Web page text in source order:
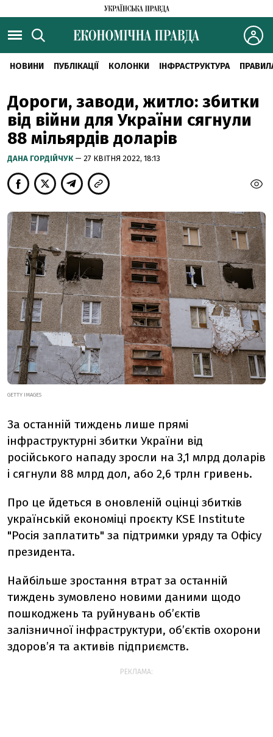
НОВИНИ ПУБЛІКАЦІЇ КОЛОНКИ ІНФРАСТРУКТУРА
Дороги, заводи, житло: збитки
від війни для України сягнули
88 мільярдів доларів
ДАНА ГОРДІЙЧУК — 27 КВІТНЯ 2022, 18:13
GETTY IMAGES
За останній тиждень лише прямі
інфраструктурні збитки України від
російського нападу зросли на 3,1 млрд доларів
і сягнули 88 млрд дол, або 2,6 трлн гривень.
Про це йдеться в оновленій оцінці збитків
українській економіці проєкту KSE Institute
"Росія заплатить" за підтримки уряду та Офісу
президента.
Найбільше зростання втрат за останній
тиждень зумовлено новими даними щодо
пошкоджень та руйнувань об’єктів
залізничної інфраструктури, об’єктів охорони
здоров’я та активів підприємств.
РЕКЛАМА: